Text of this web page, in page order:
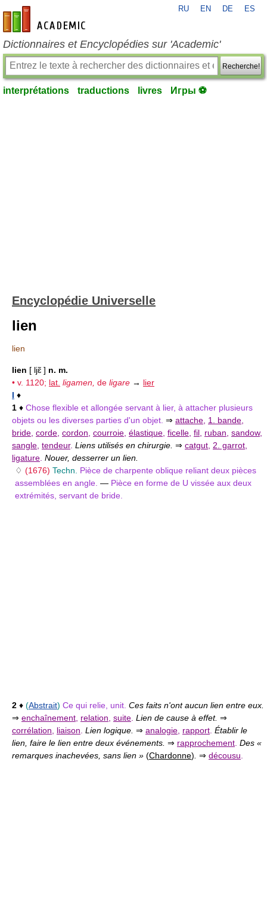
fr-academic.com
RU EN DE ES
Dictionnaires et Encyclopédies sur 'Academic'
Recherche!
interprétations traductions livres Игры ⚽
Encyclopédie Universelle
lien
lien
lien [ ljɛ̃ ] n. m.
• v. 1120; lat. ligamen, de ligare → lier
I ♦
1 ♦ Chose flexible et allongée servant à lier, à attacher plusieurs
objets ou les diverses parties d'un objet. ⇒ attache 1. bande
bride corde cordon courroie élastique ficelle fil ruban sandow,
sangle tendeur. Liens utilisés en chirurgie. ⇒ catgut 2. garrot
ligature Nouer, desserrer un lien.
♢ (1676) Techn.
Pièce de charpente oblique reliant deux pièces
assemblées en angle. — Pièce en forme de U vissée aux deux
extrémités, servant de bride.
2 ♦ (Abstrait) Ce qui relie, unit. Ces faits n'ont aucun lien entre eux.
⇒ enchaînement relation suite Lien de cause à effet. ⇒
corrélation
liaison Lien logique. ⇒ analogie rapport Établir le
lien, faire le lien entre deux événements. ⇒ rapprochement Des «
remarques inachevées, sans lien » (Chardonne) ⇒ décousu